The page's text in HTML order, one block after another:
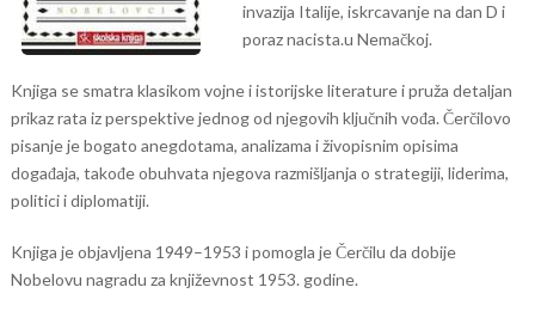
invazija Italije, iskrcavanje na dan D i
poraz nacista.u Nemačkoj.
Knjiga se smatra klasikom vojne i istorijske literature i pruža detaljan
prikaz rata iz perspektive jednog od njegovih ključnih vođa. Čerčilovo
pisanje je bogato anegdotama, analizama i živopisnim opisima
događaja, takođe obuhvata njegova razmišljanja o strategiji, liderima,
politici i diplomatiji.
Knjiga je objavljena 1949–1953 i pomogla je Čerčilu da dobije
Nobelovu nagradu za književnost 1953. godine.